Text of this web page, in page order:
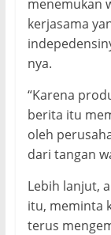
menemukan
kerjasama
nya.
“Karena
berita itu
oleh
dari tangan
Lebih lanjut,
itu, meminta
terus